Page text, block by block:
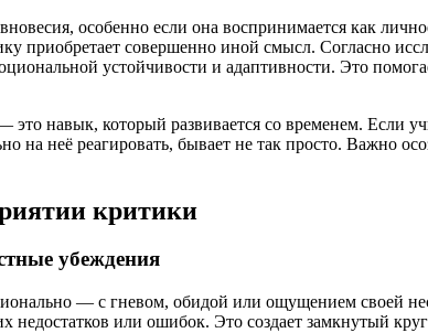
особенно если она воспринимается как
приобретает совершенно иной смысл. Согласно
устойчивости и адаптивности. Это
это навык, который развивается со временем. Если
на неё реагировать, бывает не так просто. Важно
критики
убеждения
— с гневом, обидой или ощущением своей
или ошибок. Это создает замкнутый